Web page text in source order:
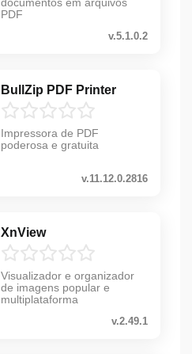
documentos em arquivos
PDF
v.5.1.0.2
BullZip PDF Printer
Impressora de PDF
poderosa e gratuita
v.11.12.0.2816
XnView
Visualizador e organizador
de imagens popular e
multiplataforma
v.2.49.1